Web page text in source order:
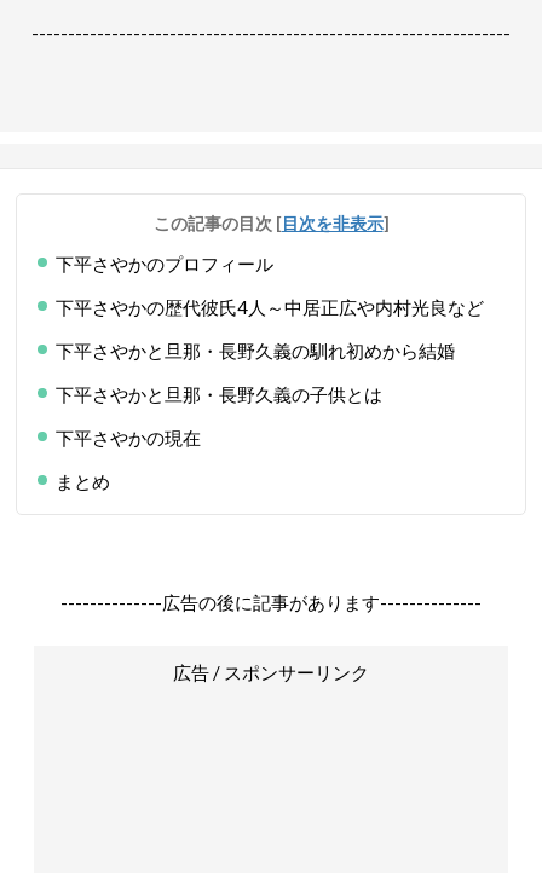
------------------------------------------------------------------
この記事の目次 [目次を非表示]
下平さやかのプロフィール
下平さやかの歴代彼氏4人～中居正広や内村光良など
下平さやかと旦那・長野久義の馴れ初めから結婚
下平さやかと旦那・長野久義の子供とは
下平さやかの現在
まとめ
--------------広告の後に記事があります--------------
広告 / スポンサーリンク